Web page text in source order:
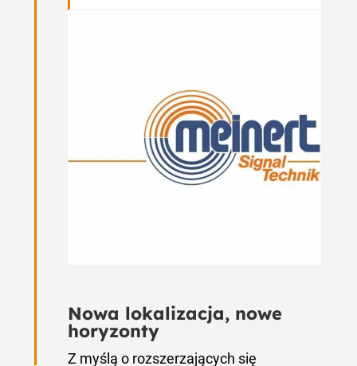
Nowa lokalizacja, nowe
horyzonty
Z myślą o rozszerzających się